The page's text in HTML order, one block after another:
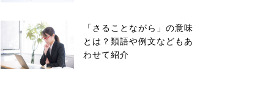
「さることながら」の意味
とは？類語や例文などもあ
わせて紹介